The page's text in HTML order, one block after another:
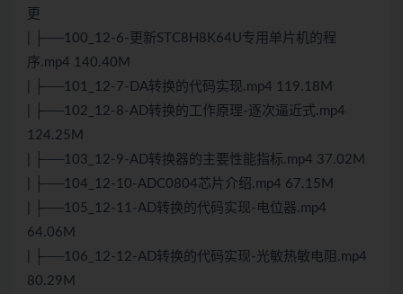
更
| ├──100_12-6-更新STC8H8K64U专用单片机的程
序.mp4 140.40M
| ├──101_12-7-DA转换的代码实现.mp4 119.18M
| ├──102_12-8-AD转换的工作原理-逐次逼近式.mp4
124.25M
| ├──103_12-9-AD转换器的主要性能指标.mp4 37.02M
| ├──104_12-10-ADC0804芯片介绍.mp4 67.15M
| ├──105_12-11-AD转换的代码实现-电位器.mp4
64.06M
| ├──106_12-12-AD转换的代码实现-光敏热敏电阻.mp4
80.29M